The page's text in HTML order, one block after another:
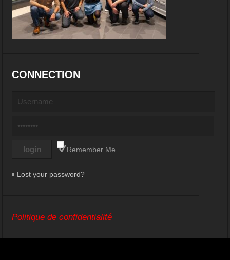
CONNECTION
Remember Me
Lost your password?
Politique de confidentialité